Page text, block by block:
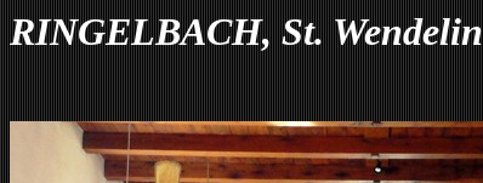
RINGELBACH, St. Wendelin